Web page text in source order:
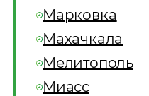
Марковка
Махачкала
Мелитополь
Миасс